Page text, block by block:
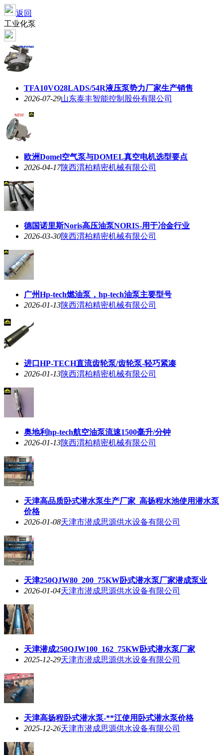
返回
工业化泵
TFA10VO28LADS/54R液压泵势力厂家生产销售
2026-07-29山东泰丰智能控制股份有限公司
欧洲Domel空气泵与DOMEL真空电机选型要点
2026-04-17陕西渭柏精密机械有限公司
德国诺里斯Noris高压油泵NORIS-用于冶金行业
2026-03-30陕西渭柏精密机械有限公司
广州Hp-tech燃油泵，hp-tech油泵主要型号
2026-01-13陕西渭柏精密机械有限公司
进口HP-TECH直流齿轮泵/齿轮泵-轻巧紧凑
2026-01-13陕西渭柏精密机械有限公司
奥地利hp-tech航空油泵流速1500毫升/分钟
2026-01-13陕西渭柏精密机械有限公司
天津高品质卧式潜水泵生产厂家_高扬程水池使用潜水泵
价格
2026-01-08天津市潜成思源供水设备有限公司
天津250QJW80_200_75KW卧式潜水泵厂家潜成泵业
2026-01-04天津市潜成思源供水设备有限公司
天津潜成250QJW100_162_75KW卧式潜水泵厂家
2025-12-29天津市潜成思源供水设备有限公司
天津高扬程卧式潜水泵-**江使用卧式潜水泵价格
2025-12-26天津市潜成思源供水设备有限公司